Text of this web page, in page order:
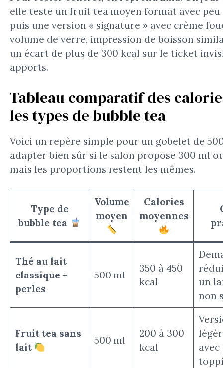
elle teste un fruit tea moyen format avec peu
puis une version « signature » avec crème
volume de verre, impression de boisson
un écart de plus de 300 kcal sur le ticket
apports.
Tableau comparatif des
les types de bubble tea
Voici un repère simple pour un gobelet de
adapter bien sûr si le salon propose 300 ml
mais les proportions restent les mêmes.
Type de
bubble tea
Volume
moyen
Calories
moyennes
Thé au lait
classique +
perles
500 ml
350 à 450
kcal
un
non
Fruit tea sans
lait
500 ml
200 à 300
kcal
avec